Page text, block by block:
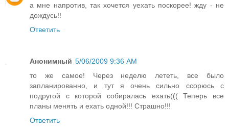
а мне напротив, так хочется уехать поскорее! жду - не
дождусь!!
Ответить
Анонимный 5/06/2009 9:36 AM
то же самое! Через неделю лететь, все было
запланированно, и тут я очень сильно ссорюсь с
подругой с которой собиралась ехать((( Теперь все
планы менять и ехать одной!!! Страшно!!!
Ответить